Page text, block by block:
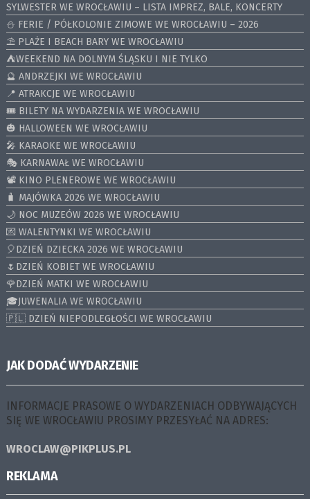
SYLWESTER WE WROCŁAWIU – LISTA IMPREZ, BALE, KONCERTY
⛄️ FERIE / PÓŁKOLONIE ZIMOWE WE WROCŁAWIU – 2026
⛱️ PLAŻE I BEACH BARY WE WROCŁAWIU
⛺️WEEKEND NA DOLNYM ŚLĄSKU I NIE TYLKO
🔮 ANDRZEJKI WE WROCŁAWIU
📍 ATRAKCJE WE WROCŁAWIU
🎟️ BILETY NA WYDARZENIA WE WROCŁAWIU
🎃 HALLOWEEN WE WROCŁAWIU
🎤 KARAOKE WE WROCŁAWIU
🎭 KARNAWAŁ WE WROCŁAWIU
📽️ KINO PLENEROWE WE WROCŁAWIU
🧳 MAJÓWKA 2026 WE WROCŁAWIU
🌙 NOC MUZEÓW 2026 WE WROCŁAWIU
💌 WALENTYNKI WE WROCŁAWIU
🎈DZIEŃ DZIECKA 2026 WE WROCŁAWIU
🌷DZIEŃ KOBIET WE WROCŁAWIU
🌹DZIEŃ MATKI WE WROCŁAWIU
🎓JUWENALIA WE WROCŁAWIU
🇵🇱 DZIEŃ NIEPODLEGŁOŚCI WE WROCŁAWIU
JAK DODAĆ WYDARZENIE
INFORMACJE PRASOWE O WYDARZENIACH ODBYWAJĄCYCH
SIĘ WE WROCŁAWIU PROSIMY PRZESYŁAĆ NA ADRES:
WROCLAW@PIKPLUS.PL
REKLAMA